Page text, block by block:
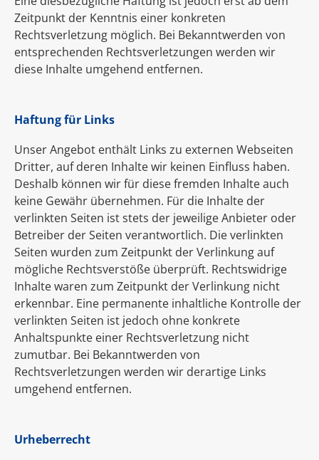
Zeitpunkt der Kenntnis einer konkreten
Rechtsverletzung möglich. Bei Bekanntwerden von
entsprechenden Rechtsverletzungen werden wir
diese Inhalte umgehend entfernen.
Haftung für Links
Unser Angebot enthält Links zu externen Webseiten
Dritter, auf deren Inhalte wir keinen Einfluss haben.
Deshalb können wir für diese fremden Inhalte auch
keine Gewähr übernehmen. Für die Inhalte der
verlinkten Seiten ist stets der jeweilige Anbieter oder
Betreiber der Seiten verantwortlich. Die verlinkten
Seiten wurden zum Zeitpunkt der Verlinkung auf
mögliche Rechtsverstöße überprüft. Rechtswidrige
Inhalte waren zum Zeitpunkt der Verlinkung nicht
erkennbar. Eine permanente inhaltliche Kontrolle der
verlinkten Seiten ist jedoch ohne konkrete
Anhaltspunkte einer Rechtsverletzung nicht
zumutbar. Bei Bekanntwerden von
Rechtsverletzungen werden wir derartige Links
umgehend entfernen.
Urheberrecht